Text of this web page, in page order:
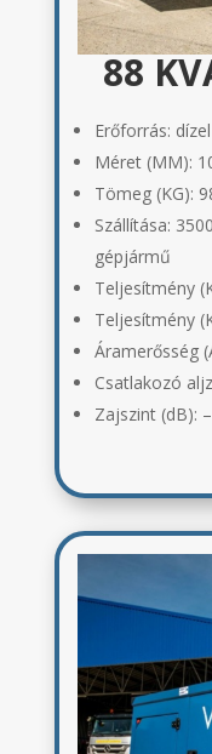
88
Erőforrás: dízel
Méret (MM):
Tömeg (KG):
Szállítása:
gépjármű
Teljesítmény
Teljesítmény
Áramerősség
Csatlakozó
Zajszint (dB): –